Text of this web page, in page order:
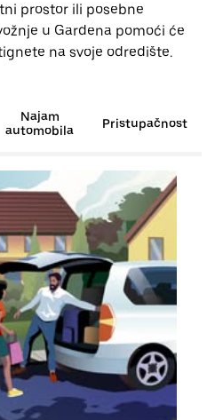
prostor ili posebne
u Gardena pomoći će
na svoje odredište.
Najam
automobila
Pristupačnost